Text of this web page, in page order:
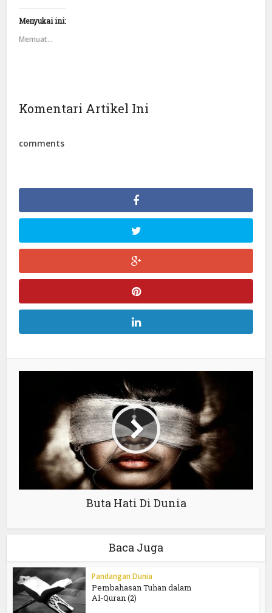
Menyukai ini:
Memuat...
Komentari Artikel Ini
comments
Buta Hati Di Dunia
Baca Juga
Pandangan Dunia
Pembahasan Tuhan dalam
Al-Quran (2)